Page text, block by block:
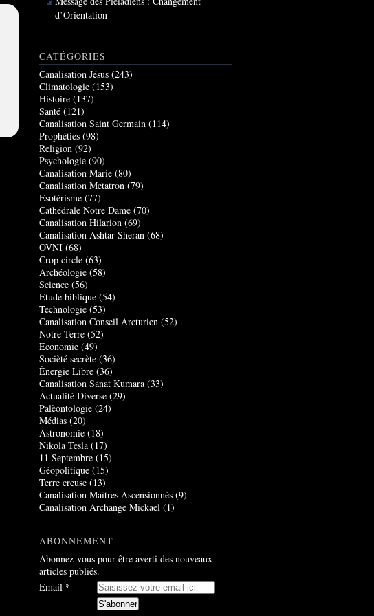
d’Orientation
CATÉGORIES
Canalisation Jésus (243)
Climatologie (153)
Histoire (137)
Santé (121)
Canalisation Saint Germain (114)
Prophéties (98)
Religion (92)
Psychologie (90)
Canalisation Marie (80)
Canalisation Metatron (79)
Esotérisme (77)
Cathédrale Notre Dame (70)
Canalisation Hilarion (69)
Canalisation Ashtar Sheran (68)
OVNI (68)
Crop circle (63)
Archéologie (58)
Science (56)
Etude biblique (54)
Technologie (53)
Canalisation Conseil Arcturien (52)
Notre Terre (52)
Economie (49)
Socièté secrète (36)
Énergie Libre (36)
Canalisation Sanat Kumara (33)
Actualité Diverse (29)
Palèontologie (24)
Médias (20)
Astronomie (18)
Nikola Tesla (17)
11 Septembre (15)
Géopolitique (15)
Terre creuse (13)
Canalisation Maîtres Ascensionnés (9)
Canalisation Archange Mickael (1)
ABONNEMENT
Abonnez-vous pour être averti des nouveaux
articles publiés.
Email